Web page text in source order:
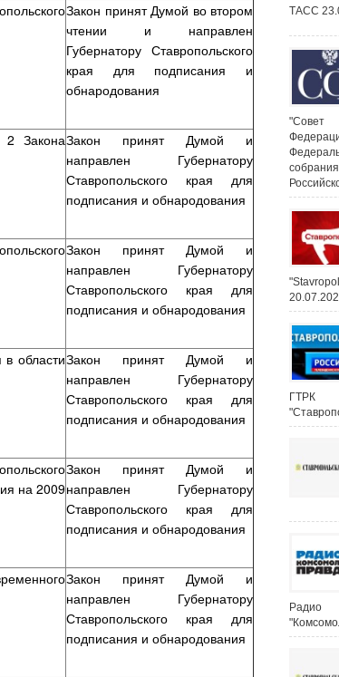
Закон принят Думой во втором
чтении и направлен
Губернатору Ставропольского
края для подписания и
обнародования
2 ЗаконаЗакон принят Думой и
направлен Губернатору
Ставропольского края для
подписания и обнародования
Закон принят Думой и
направлен Губернатору
Ставропольского края для
подписания и обнародования
областиЗакон принят Думой и
направлен Губернатору
Ставропольского края для
подписания и обнародования
на 2009
Закон принят Думой и
направлен Губернатору
Ставропольского края для
подписания и обнародования
Закон принят Думой и
направлен Губернатору
Ставропольского края для
подписания и обнародования
ТАСС
"Совет
собрания
ГТРК
Радио